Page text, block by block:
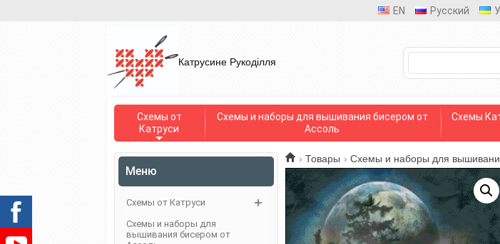
EN Русский
Катрусине Рукоділля
Схемы от
Катруси
Схемы и наборы для вышивания бисером от
Ассоль
Схемы
› Товары › Схемы и наборы для
Меню
Схемы от Катруси
Схемы и наборы для
вышивания бисером от